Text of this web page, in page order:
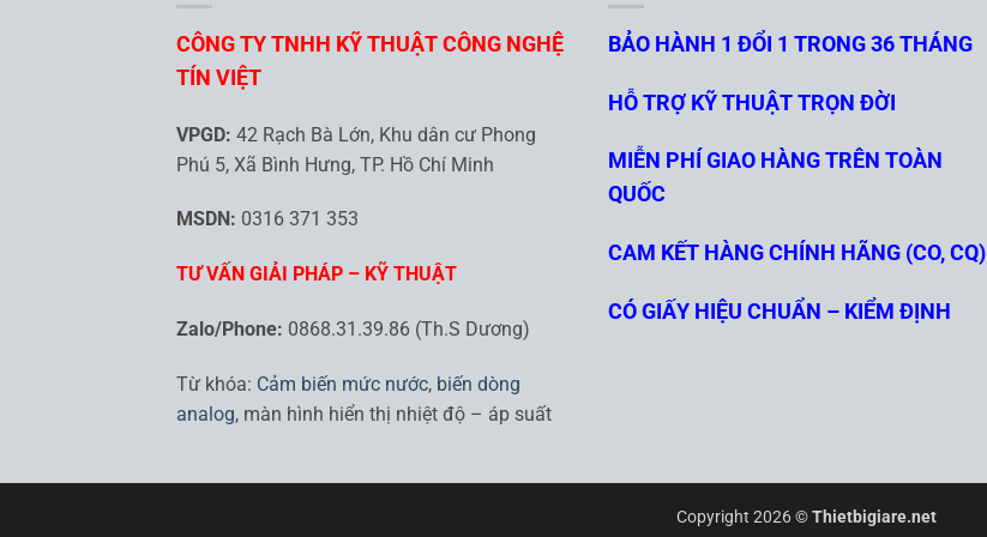
CÔNG TY TNHH KỸ THUẬT CÔNG NGHỆ
TÍN VIỆT
VPGD: 42 Rạch Bà Lớn, Khu dân cư Phong
Phú 5, Xã Bình Hưng, TP. Hồ Chí Minh
MSDN: 0316 371 353
TƯ VẤN GIẢI PHÁP – KỸ THUẬT
Zalo/Phone: 0868.31.39.86 (Th.S Dương)
Từ khóa: Cảm biến mức nước, biến dòng
analog, màn hình hiển thị nhiệt độ – áp suất
BẢO HÀNH 1 ĐỔI 1 TRONG 36 THÁNG
HỖ TRỢ KỸ THUẬT TRỌN ĐỜI
MIỄN PHÍ GIAO HÀNG TRÊN TOÀN
QUỐC
CAM KẾT HÀNG CHÍNH HÃNG (CO, CQ)
CÓ GIẤY HIỆU CHUẨN – KIỂM ĐỊNH
Copyright 2026 ©Thietbigiare.net